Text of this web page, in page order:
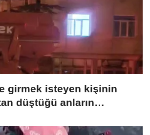
girmek isteyen kişinin
düştüğü anların